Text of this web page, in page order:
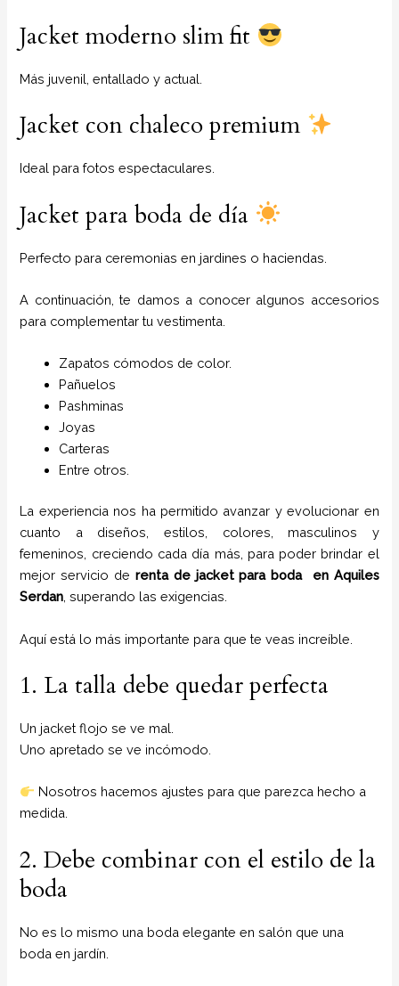
Jacket moderno slim fit
Más juvenil, entallado y actual.
Jacket con chaleco premium
Ideal para fotos espectaculares.
Jacket para boda de día
Perfecto para ceremonias en jardines o haciendas.
A continuación, te damos a conocer algunos accesorios
para complementar tu vestimenta.
Zapatos cómodos de color.
Pañuelos
Pashminas
Joyas
Carteras
Entre otros.
La experiencia nos ha permitido avanzar y evolucionar en
cuanto a diseños, estilos, colores, masculinos y
femeninos, creciendo cada día más, para poder brindar el
mejor servicio de renta de jacket para boda en Aquiles
Serdan , superando las exigencias.
Aquí está lo más importante para que te veas increíble.
1. La talla debe quedar perfecta
Un jacket flojo se ve mal.
Uno apretado se ve incómodo.
Nosotros hacemos ajustes para que parezca hecho a
medida.
2. Debe combinar con el estilo de la
boda
No es lo mismo una boda elegante en salón que una
boda en jardín.